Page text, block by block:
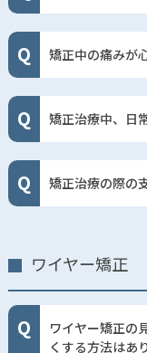
矯正中の痛みが
矯正治療中、日
矯正治療の際の
ワイヤー矯正
ワイヤー矯正の
くする方法はあ